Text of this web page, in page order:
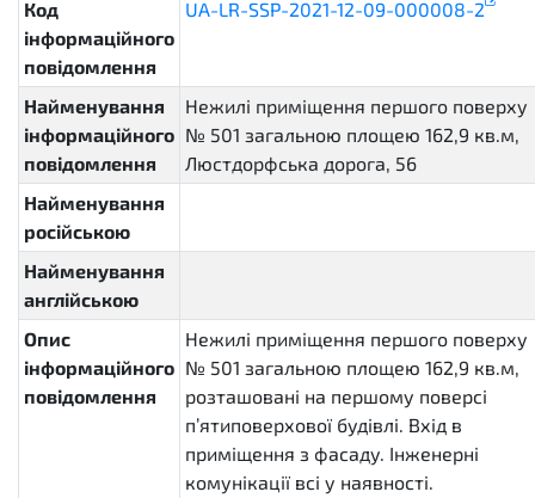
Код
інформаційного
повідомлення
UA-LR-SSP-2021-12-09-000008-2
Найменування
інформаційного
повідомлення
Нежилі приміщення першого поверху
№ 501 загальною площею 162,9 кв.м,
Люстдорфська дорога, 56
Найменування
російською
Найменування
англійською
Опис
інформаційного
повідомлення
Нежилі приміщення першого поверху
№ 501 загальною площею 162,9 кв.м,
розташовані на першому поверсі
п’ятиповерхової будівлі. Вхід в
приміщення з фасаду. Інженерні
комунікації всі у наявності.